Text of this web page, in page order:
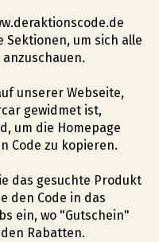
Sektionen, um sich alle
unserer Webseite,
gewidmet ist,
um die Homepage
Code zu kopieren.
das gesuchte Produkt
den Code in das
ein, wo "Gutschein"
Rabatten.